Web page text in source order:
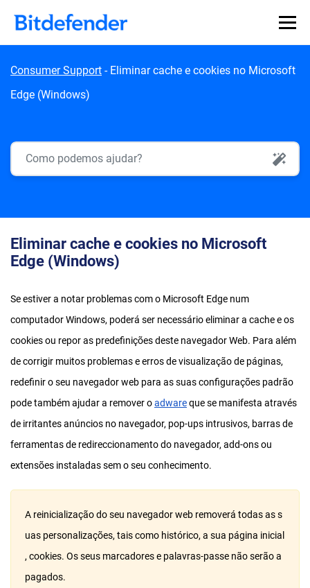
Consumer Support - Eliminar cache e cookies no Microsoft
Edge (Windows)
Eliminar cache e cookies no Microsoft
Edge (Windows)
Se estiver a notar problemas com o Microsoft Edge num
computador Windows, poderá ser necessário eliminar a cache e os
cookies ou repor as predefinições deste navegador Web. Para além
de corrigir muitos problemas e erros de visualização de páginas,
redefinir o seu navegador web para as suas configurações padrão
pode também ajudar a remover oadwareque se manifesta através
de irritantes anúncios no navegador, pop-ups intrusivos, barras de
ferramentas de redireccionamento do navegador, add-ons ou
extensões instaladas sem o seu conhecimento.
A reinicialização do seu navegador web removerá todas as s
uas personalizações, tais como histórico, a sua página inicial
, cookies. Os seus marcadores e palavras-passe não serão a
pagados.